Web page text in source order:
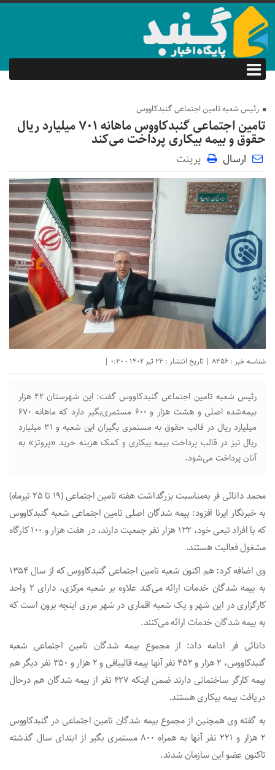
رئیس شعبه تامین اجتماعی گنبدکاووس
تامین اجتماعی گنبدکاووس ماهانه ۷۰۱ میلیارد ریال
حقوق و بیمه بیکاری پرداخت می‌کند
ارسال پرینت
شناسه خبر : 8456 | تاریخ انتشار : 24 تیر 1402 - 0:30 |
رئیس شعبه تامین اجتماعی گنبدکاووس گفت: این شهرستان ۴۲ هزار
بیمه‌شده اصلی و هشت هزار و ۶۰۰ مستمری‌بگیر دارد که ماهانه ۶۷۰
میلیارد ریال در قالب حقوق به مستمری بگیران این شعبه و ۳۱ میلیارد
ریال نیز در قالب پرداخت بیمه بیکاری و کمک هزینه خرید «پروتز» به
آنان پرداخت می‌شود.
محمد دانائی فر به‌مناسبت بزرگداشت هفته تامین اجتماعی (۱۹ تا ۲۵ تیرماه)
به خبرنگار ایرنا افزود: بیمه شدگان اصلی تامین اجتماعی شعبه گنبدکاووس
که با افراد تبعی خود، ۱۳۲ هزار نفر جمعیت دارند، در هفت هزار و ۱۰۰ کارگاه
مشغول فعالیت هستند.
وی اضافه کرد: هم اکنون شعبه تامین اجتماعی گنبدکاووس که از سال ۱۳۵۴
به بیمه شدگان خدمات ارائه می‌کند علاوه بر شعبه مرکزی، دارای ۲ واحد
کارگزاری در این شهر و یک شعبه اقماری در شهر مرزی اینچه برون است که
به بیمه شدگان خدمات ارائه می‌کنند.
دانائی فر ادامه داد: از مجموع بیمه شدگان تامین اجتماعی شعبه
گنبدکاووس، ۲ هزار و ۴۵۲ نفر آنها بیمه قالیبافی و ۲ هزار و ۳۵۰ نفر دیگر هم
بیمه کارگر ساختمانی دارند ضمن اینکه ۴۲۷ نفر از بیمه شدگان هم درحال
دریافت بیمه بیکاری هستند.
به گفته وی همچنین از مجموع بیمه شدگان تامین اجتماعی در گنبدکاووس
۲ هزار و ۲۲۱ نفر آنها به همراه ۸۰۰ مستمری بگیر از ابتدای سال گذشته
تاکنون عضو این سازمان شدند.